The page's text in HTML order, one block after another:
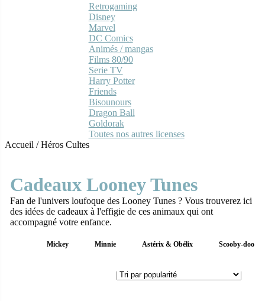
Retrogaming
Disney
Marvel
DC Comics
Animés / mangas
Films 80/90
Serie TV
Harry Potter
Friends
Bisounours
Dragon Ball
Goldorak
Toutes nos autres licenses
Accueil /Héros Cultes
Cadeaux Looney Tunes
Fan de l'univers loufoque des Looney Tunes ? Vous trouverez ici
des idées de cadeaux à l'effigie de ces animaux qui ont
accompagné votre enfance.
Mickey Minnie Astérix & Obélix Scooby-doo